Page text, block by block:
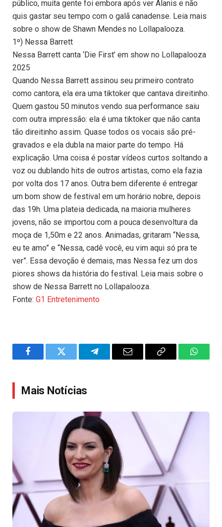
público, muita gente foi embora após ver Alanis e não
quis gastar seu tempo com o galã canadense. Leia mais
sobre o show de Shawn Mendes no Lollapalooza.
1º) Nessa Barrett
Nessa Barrett canta ‘Die First’ em show no Lollapalooza
2025
Quando Nessa Barrett assinou seu primeiro contrato
como cantora, ela era uma tiktoker que cantava direitinho.
Quem gastou 50 minutos vendo sua performance saiu
com outra impressão: ela é uma tiktoker que não canta
tão direitinho assim. Quase todos os vocais são pré-
gravados e ela dubla na maior parte do tempo. Há
explicação. Uma coisa é postar vídeos curtos soltando a
voz ou dublando hits de outros artistas, como ela fazia
por volta dos 17 anos. Outra bem diferente é entregar
um bom show de festival em um horário nobre, depois
das 19h. Uma plateia dedicada, na maioria mulheres
jovens, não se importou com a pouca desenvoltura da
moça de 1,50m e 22 anos. Animadas, gritaram “Nessa,
eu te amo” e “Nessa, cadê você, eu vim aqui só pra te
ver”. Essa devoção é demais, mas Nessa fez um dos
piores shows da história do festival. Leia mais sobre o
show de Nessa Barrett no Lollapalooza.
Fonte: G1 Entretenimento
FacebookTwitter TelegramEmail
Copy
Mais Notícias